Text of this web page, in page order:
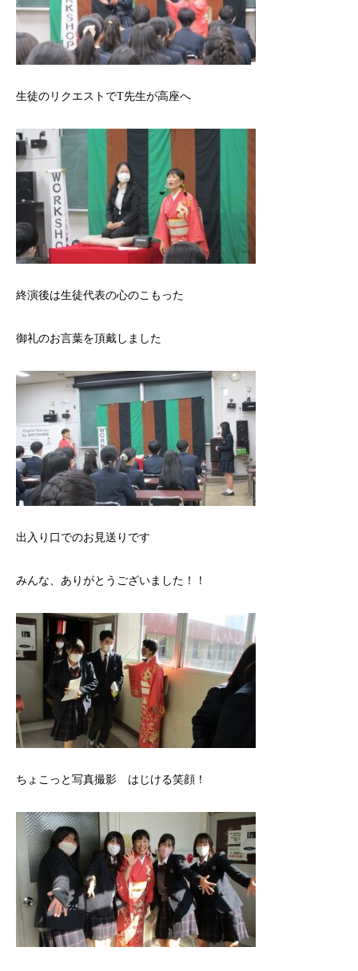
生徒のリクエストでT先生が高座へ
終演後は生徒代表の心のこもった
御礼のお言葉を頂戴しました
出入り口でのお見送りです
みんな、ありがとうございました！！
ちょこっと写真撮影 はじける笑顔！